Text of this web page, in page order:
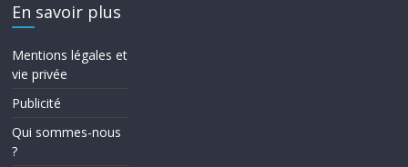
En savoir plus
Mentions légales et
vie privée
Publicité
Qui sommes-nous
?